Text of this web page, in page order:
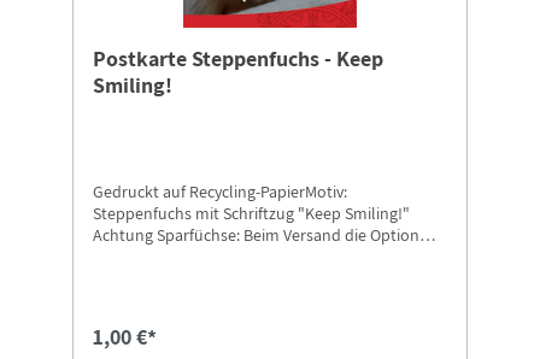
Postkarte Steppenfuchs - Keep
Smiling!
Gedruckt auf Recycling-PapierMotiv:
Steppenfuchs mit Schriftzug "Keep Smiling!"
Achtung Sparfüchse: Beim Versand die Option
1,00 €*